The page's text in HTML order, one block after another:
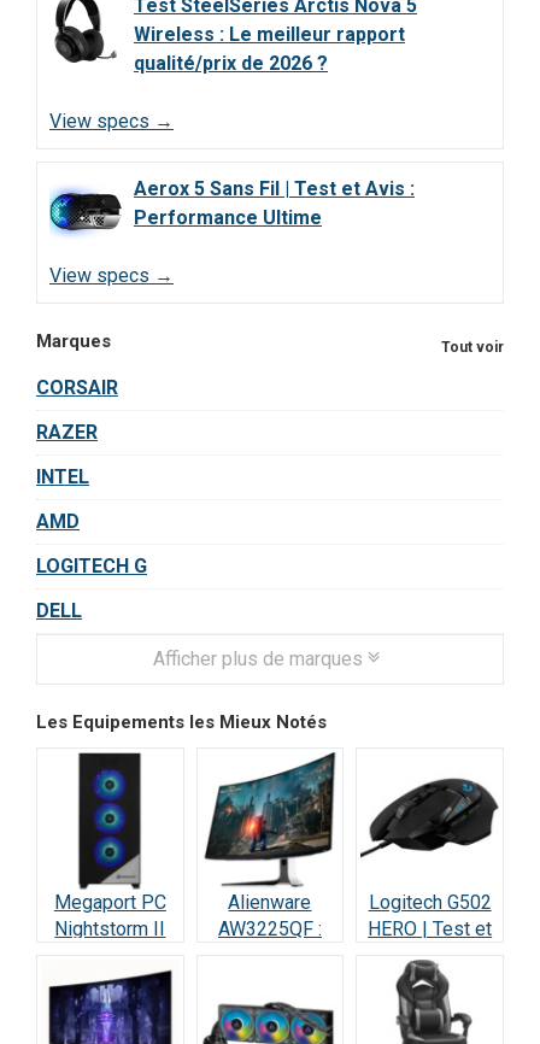
Test SteelSeries Arctis Nova 5
Wireless : Le meilleur rapport
qualité/prix de 2026 ?
View specs →
Aerox 5 Sans Fil | Test et Avis :
Performance Ultime
View specs →
Marques Tout voir
CORSAIR
RAZER
INTEL
AMD
LOGITECH G
DELL
Afficher plus de marques
Les Equipements les Mieux Notés
Megaport PC
Nightstorm II
Test et Avis
Alienware
AW3225QF :
OLED 4K 240Hz
Logitech G502
HERO | Test et
Avis : Le
Champion des
Gamers